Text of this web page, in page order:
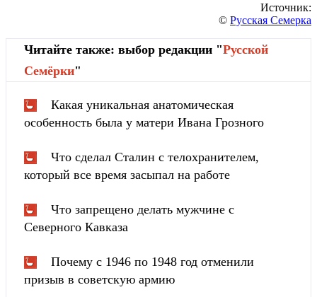
Источник:
© Русская Семерка
Читайте также: выбор редакции "Русской
Cемёрки"
Какая уникальная анатомическая
особенность была у матери Ивана Грозного
Что сделал Сталин с телохранителем,
который все время засыпал на работе
Что запрещено делать мужчине с
Северного Кавказа
Почему с 1946 по 1948 год отменили
призыв в советскую армию